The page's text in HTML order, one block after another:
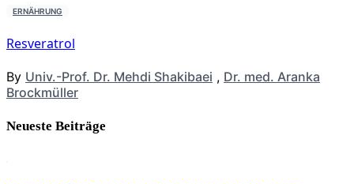
ERNÄHRUNG
Resveratrol
By Univ.-Prof. Dr. Mehdi Shakibaei , Dr. med. Aranka
Brockmüller
Neueste Beiträge